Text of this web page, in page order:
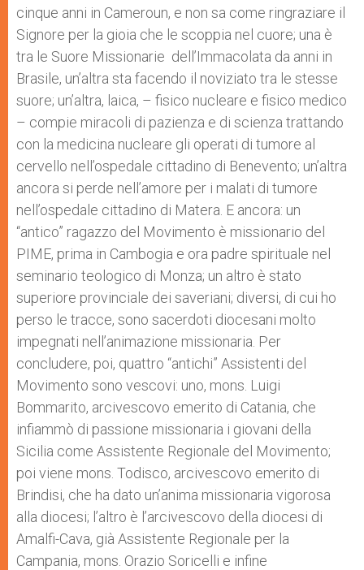
cinque anni in Cameroun, e non sa come ringraziare il
Signore per la gioia che le scoppia nel cuore; una è
tra le Suore Missionarie dell’Immacolata da anni in
Brasile, un’altra sta facendo il noviziato tra le stesse
suore; un’altra, laica, – fisico nucleare e fisico medico
– compie miracoli di pazienza e di scienza trattando
con la medicina nucleare gli operati di tumore al
cervello nell’ospedale cittadino di Benevento; un’altra
ancora si perde nell’amore per i malati di tumore
nell’ospedale cittadino di Matera. E ancora: un
“antico” ragazzo del Movimento è missionario del
PIME, prima in Cambogia e ora padre spirituale nel
seminario teologico di Monza; un altro è stato
superiore provinciale dei saveriani; diversi, di cui ho
perso le tracce, sono sacerdoti diocesani molto
impegnati nell’animazione missionaria. Per
concludere, poi, quattro “antichi” Assistenti del
Movimento sono vescovi: uno, mons. Luigi
Bommarito, arcivescovo emerito di Catania, che
infiammò di passione missionaria i giovani della
Sicilia come Assistente Regionale del Movimento;
poi viene mons. Todisco, arcivescovo emerito di
Brindisi, che ha dato un’anima missionaria vigorosa
alla diocesi; l’altro è l’arcivescovo della diocesi di
Amalfi-Cava, già Assistente Regionale per la
Campania, mons. Orazio Soricelli e infine